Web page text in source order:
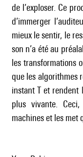
de l’exploser. Ce
d’immerger
mieux le sentir, le
son n’a été au
les transformations
que les algorithmes
instant T et rendent
plus vivante.
machines et les met